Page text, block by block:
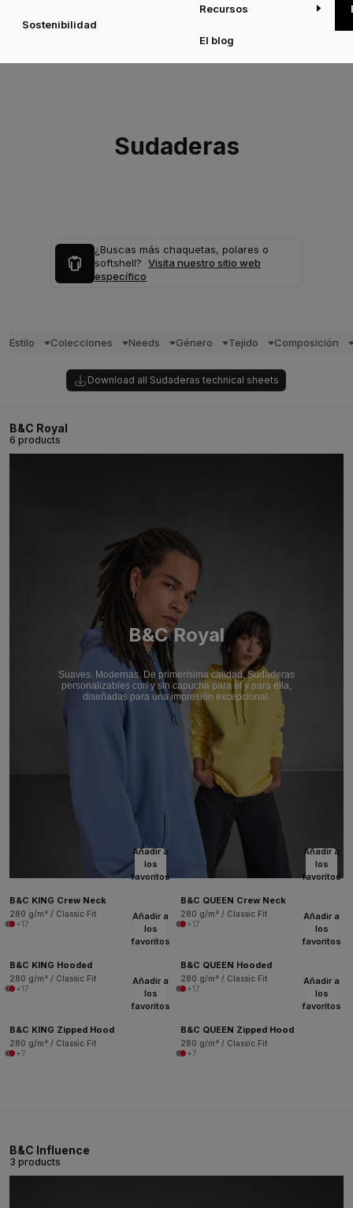
Sostenibilidad
Recursos
El blog
Sudaderas
¿Buscas más chaquetas, polares o
softshell? Visita nuestro sitio web
específico
Estilo Colecciones Needs Género Tejido Composición
Download all Sudaderas technical sheets
B&C Royal
6 products
B&C Royal
Suaves. Modernas. De primerísima calidad. Sudaderas
personalizables con y sin capucha para él y para ella,
diseñadas para una impresión excepcional.
Añadir a
los
favoritos
B&C KING Crew Neck
280 g/m² / Classic Fit
+17
Añadir a
los
favoritos
B&C QUEEN Crew Neck
280 g/m² / Classic Fit
+17
Añadir a
los
favoritos
B&C KING Hooded
280 g/m² / Classic Fit
+17
Añadir a
los
favoritos
B&C QUEEN Hooded
280 g/m² / Classic Fit
+17
Añadir a
los
favoritos
B&C KING Zipped Hood
280 g/m² / Classic Fit
+7
Añadir a
los
favoritos
B&C QUEEN Zipped Hood
280 g/m² / Classic Fit
+7
B&C Influence
3 products